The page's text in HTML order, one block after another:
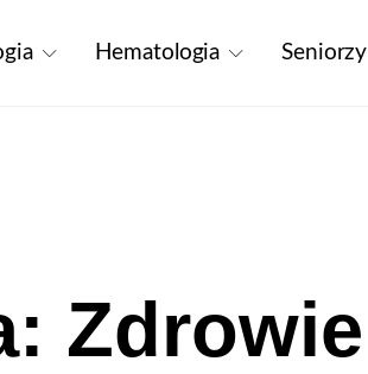
Hematologia Seniorzy
Zdrowie